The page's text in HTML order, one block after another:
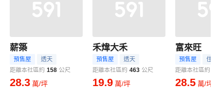
薪築
預售屋
透天
距離本社區約 158 公尺
28.3 萬/坪
禾煒大禾
預售屋
透天
距離本社區約 463 公尺
19.9 萬/坪
富來旺
預售屋
住
距離本社區約
28.5 萬/坪